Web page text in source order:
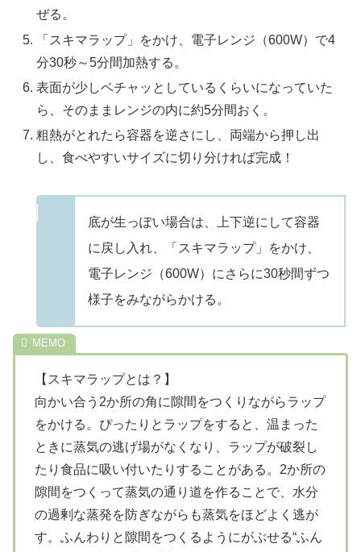
ぜる。
「スキマラップ」をかけ、電子レンジ（600W）で4
分30秒～5分間加熱する。
表面が少しベチャッとしているくらいになっていた
ら、そのままレンジの内に約5分間おく。
粗熱がとれたら容器を逆さにし、両端から押し出
し、食べやすいサイズに切り分ければ完成！
底が生っぽい場合は、上下逆にして容器
に戻し入れ、「スキマラップ」をかけ、
電子レンジ（600W）にさらに30秒間ずつ
様子をみながらかける。
【スキマラップとは？】
向かい合う2か所の角に隙間をつくりながらラップ
をかける。ぴったりとラップをすると、温まった
ときに蒸気の逃げ場がなくなり、ラップが破裂し
たり食品に吸い付いたりすることがある。2か所の
隙間をつくって蒸気の通り道を作ることで、水分
の過剰な蒸発を防ぎながらも蒸気をほどよく逃が
す。ふんわりと隙間をつくるようにがぶせる“ふん